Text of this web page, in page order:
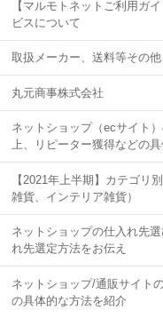
【マルモトネットご利用ガ
ビスについて
取扱メーカー、送料等その
丸元商事株式会社
ネットショップ（ecサイト
上、リピーター獲得などの
【2021年上半期】カテゴリ
雑貨、インテリア雑貨）
ネットショップの仕入れ先
れ先選定方法をお伝え
ネットショップ/通販サイト
の具体的な方法を紹介